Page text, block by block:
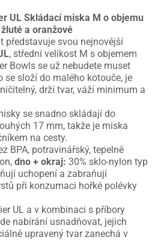
UL Skládací miska M o objemu
a oranžové
představuje svou nejnovější
, střední velikost M s objemem
Bowls se už nebudete muset
se složí do malého kotouče, je
drží tvar, váží minimum a
se snadno skládají do
17 mm, takže je miska
na cesty.
BPA, potravinářský, tepelně
dno + okraj: 30% sklo-nylon typ
uchopení a zabraňují
při konzumaci hořké polévky
UL a v kombinaci s příbory
nabírání usnadňovat, jejich
upravený tvar zanechá v